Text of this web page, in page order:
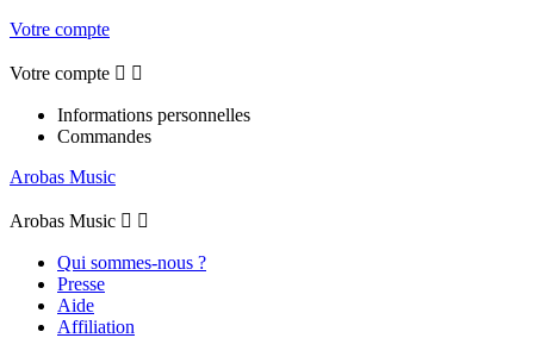
Votre compte
Votre compte  
Informations personnelles
Commandes
Arobas Music
Arobas Music  
Qui sommes-nous ?
Presse
Aide
Affiliation